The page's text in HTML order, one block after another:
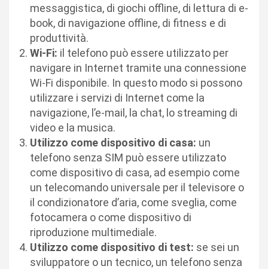
messaggistica, di giochi offline, di lettura di e-
book, di navigazione offline, di fitness e di
produttività.
Wi-Fi: il telefono può essere utilizzato per
navigare in Internet tramite una connessione
Wi-Fi disponibile. In questo modo si possono
utilizzare i servizi di Internet come la
navigazione, l’e-mail, la chat, lo streaming di
video e la musica.
Utilizzo come dispositivo di casa: un
telefono senza SIM può essere utilizzato
come dispositivo di casa, ad esempio come
un telecomando universale per il televisore o
il condizionatore d’aria, come sveglia, come
fotocamera o come dispositivo di
riproduzione multimediale.
Utilizzo come dispositivo di test: se sei un
sviluppatore o un tecnico, un telefono senza